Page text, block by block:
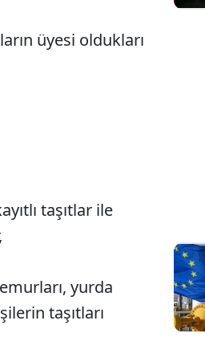
üyesi oldukları
taşıtlar ile
yurda
taşıtları